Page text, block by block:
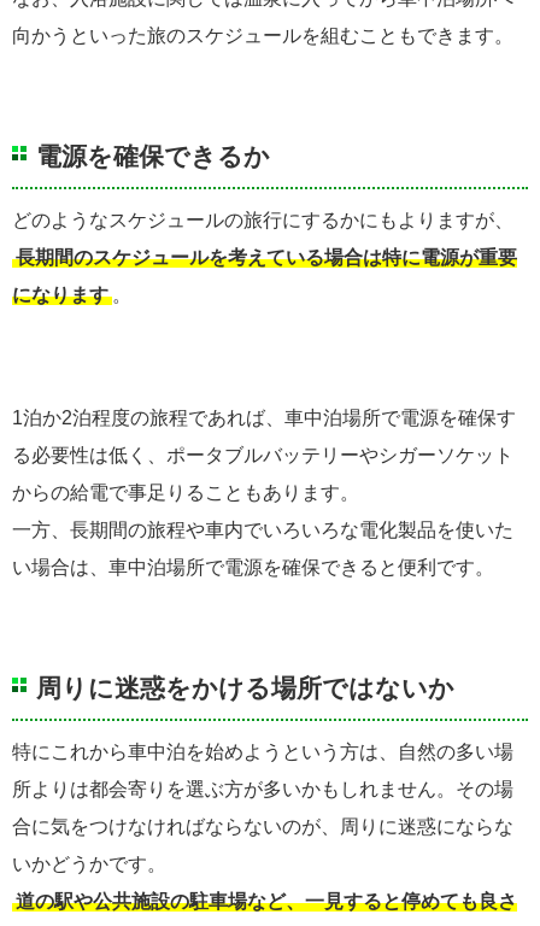
向かうといった旅のスケジュールを組むこともできます。
電源を確保できるか
どのようなスケジュールの旅行にするかにもよりますが、
長期間のスケジュールを考えている場合は特に電源が重要
になります 。
1泊か2泊程度の旅程であれば、車中泊場所で電源を確保す
る必要性は低く、ポータブルバッテリーやシガーソケット
からの給電で事足りることもあります。
一方、長期間の旅程や車内でいろいろな電化製品を使いた
い場合は、車中泊場所で電源を確保できると便利です。
周りに迷惑をかける場所ではないか
特にこれから車中泊を始めようという方は、自然の多い場
所よりは都会寄りを選ぶ方が多いかもしれません。その場
合に気をつけなければならないのが、周りに迷惑にならな
いかどうかです。
道の駅や公共施設の駐車場など、一見すると停めても良さ